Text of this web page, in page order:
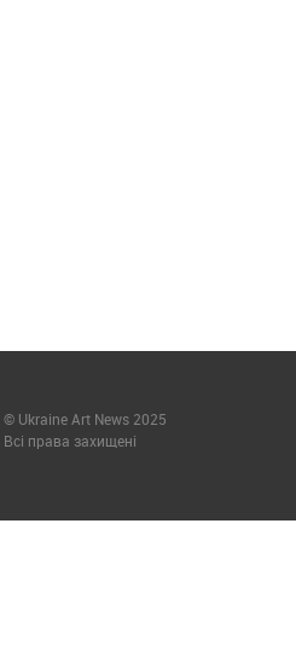
© Ukraine Art News 2025
Всі права захищені